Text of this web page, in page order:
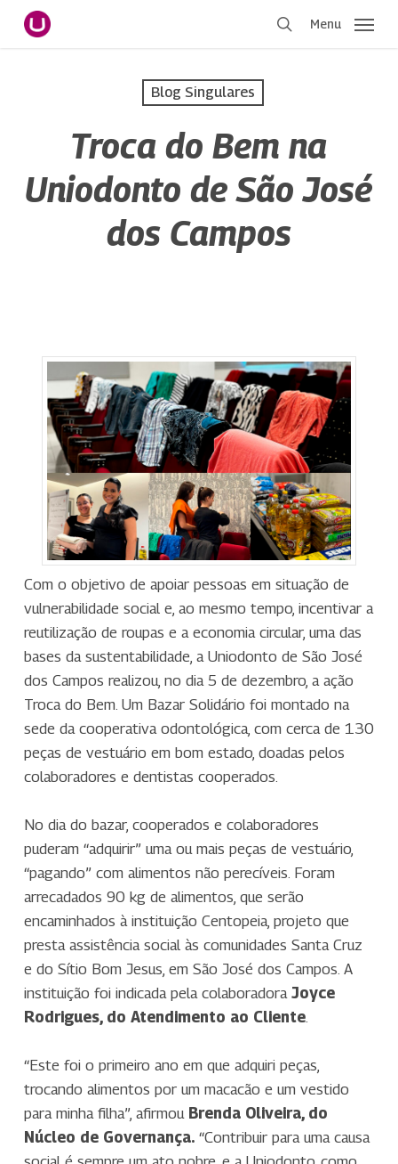
Pular
para
Menu
Blog Singulares
Troca do Bem na
Uniodonto de São José
dos Campos
Com o objetivo de apoiar pessoas em situação de
vulnerabilidade social e, ao mesmo tempo, incentivar a
reutilização de roupas e a economia circular, uma das
bases da sustentabilidade, a Uniodonto de São José
dos Campos realizou, no dia 5 de dezembro, a ação
Troca do Bem. Um Bazar Solidário foi montado na
sede da cooperativa odontológica, com cerca de 130
peças de vestuário em bom estado, doadas pelos
colaboradores e dentistas cooperados.
No dia do bazar, cooperados e colaboradores
puderam “adquirir” uma ou mais peças de vestuário,
“pagando” com alimentos não perecíveis. Foram
arrecadados 90 kg de alimentos, que serão
encaminhados à instituição Centopeia, projeto que
presta assistência social às comunidades Santa Cruz
e do Sítio Bom Jesus, em São José dos Campos. A
instituição foi indicada pela colaboradora Joyce
Rodrigues, do Atendimento ao Cliente.
“Este foi o primeiro ano em que adquiri peças,
trocando alimentos por um macacão e um vestido
para minha filha”, afirmou Brenda Oliveira, do
Núcleo de Governança.“Contribuir para uma causa